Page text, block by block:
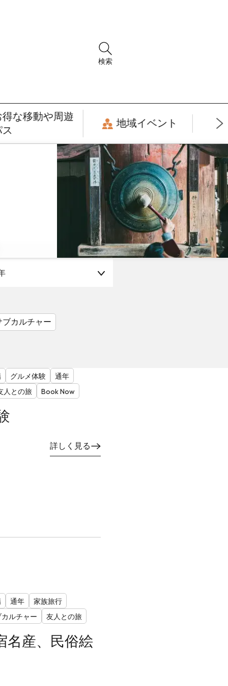
検索
得な移動や周遊
地域イベント
ブカルチャー
グルメ体験
通年
人との旅 Book Now
詳しく見る
通年
家族旅行
ルチャー 友人との旅
名産、民俗絵